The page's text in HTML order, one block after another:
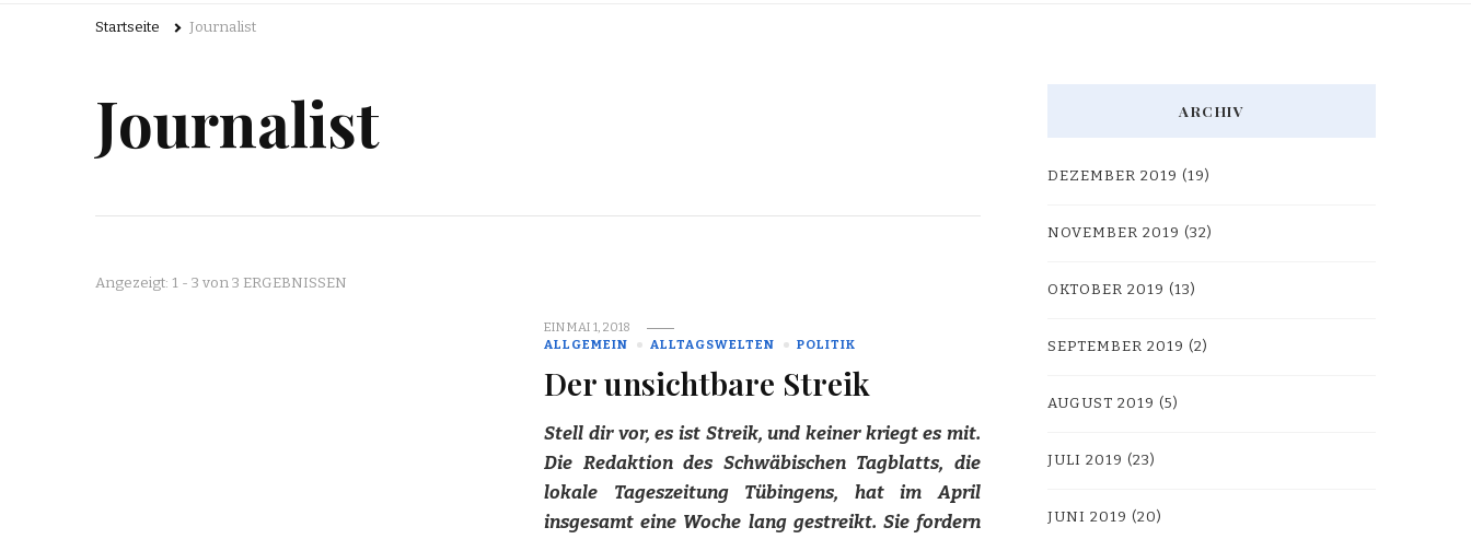
Startseite Journalist
Journalist
Angezeigt: 1 - 3 von 3 ERGEBNISSEN
EINMAI 1, 2018
ALLGEMEIN
ALLTAGSWELTEN POLITIK
Der unsichtbare Streik
Stell dir vor, es ist Streik, und keiner kriegt es mit.
Die Redaktion des Schwäbischen Tagblatts, die
lokale Tageszeitung Tübingens, hat im April
insgesamt eine Woche lang gestreikt. Sie fordern
ARCHIV
DEZEMBER 2019 (19)
NOVEMBER 2019 (32)
OKTOBER 2019 (13)
SEPTEMBER 2019 (2)
AUGUST 2019 (5)
JULI 2019 (23)
JUNI 2019 (20)